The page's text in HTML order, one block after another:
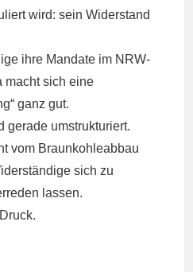
wird: sein Widerstand
ihre Mandate im NRW-
macht sich eine
ganz gut.
gerade umstrukturiert.
vom Braunkohleabbau
sich zu
lassen.